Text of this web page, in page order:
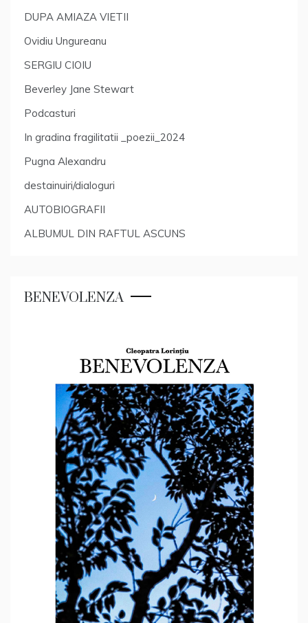
DUPA AMIAZA VIETII
Ovidiu Ungureanu
SERGIU CIOIU
Beverley Jane Stewart
Podcasturi
In gradina fragilitatii _poezii_2024
Pugna Alexandru
destainuiri/dialoguri
AUTOBIOGRAFII
ALBUMUL DIN RAFTUL ASCUNS
BENEVOLENZA